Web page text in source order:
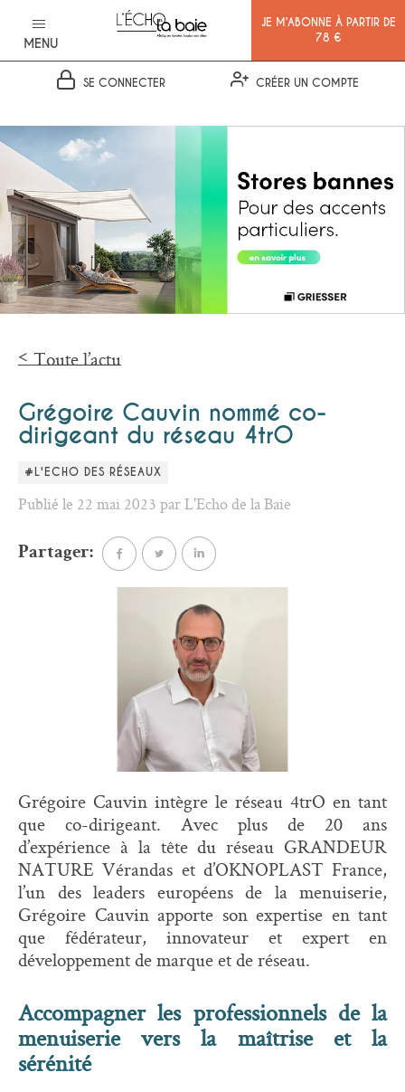
MENU
JE M’ABONNE À PARTIR DE
78 €
SE CONNECTER CRÉER UN COMPTE
Toute l’actu
Grégoire Cauvin nommé co-
dirigeant du réseau 4trO
#L'ECHO DES RÉSEAUX
Publié le 22 mai 2023 par L'Echo de la Baie
Partager:
Grégoire Cauvin intègre le réseau 4trO en tant
que co-dirigeant. Avec plus de 20 ans
d’expérience à la tête du réseau GRANDEUR
NATURE Vérandas et d’OKNOPLAST France,
l’un des leaders européens de la menuiserie,
Grégoire Cauvin apporte son expertise en tant
que fédérateur, innovateur et expert en
développement de marque et de réseau.
Accompagner les professionnels de la
menuiserie vers la maîtrise et la
sérénité